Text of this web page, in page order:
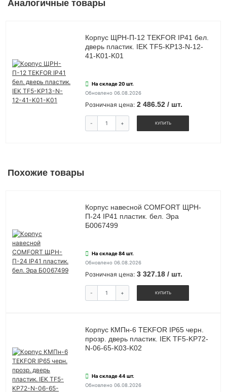
Аналогичные товары
Корпус ЩРН-П-12 TEKFOR IP41 бел.
дверь пластик. IEK TF5-KP13-N-12-
41-K01-K01
На складе 20 шт.
Обновлено 06.08.2026
Розничная цена: 2 486.52 / шт.
- + КУПИТЬ
Похожие товары
Корпус навесной COMFORT ЩРН-
П-24 IP41 пластик. бел. Эра
Б0067499
На складе 84 шт.
Обновлено 06.08.2026
Розничная цена: 3 327.18 / шт.
- + КУПИТЬ
Корпус КМПн-6 TEKFOR IP65 черн.
прозр. дверь пластик. IEK TF5-KP72-
N-06-65-K03-K02
На складе 44 шт.
Обновлено 06.08.2026